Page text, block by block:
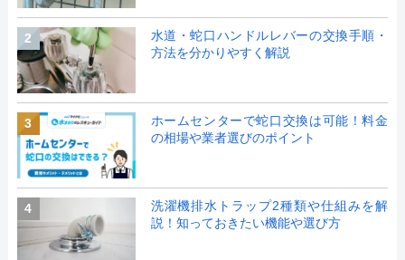
2
水道・蛇口ハンドルレバーの交換手順・
方法を分かりやすく解説
3
ホームセンターで蛇口交換は可能！料金
の相場や業者選びのポイント
4
洗濯機排水トラップ2種類や仕組みを解
説！知っておきたい機能や選び方